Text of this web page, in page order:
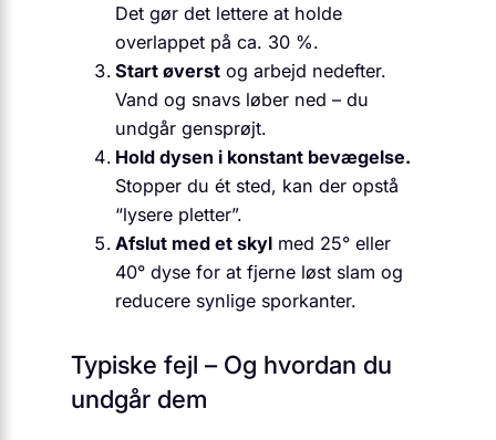
Det gør det lettere at holde
overlappet på ca. 30 %.
Start øverst og arbejd nedefter.
Vand og snavs løber ned – du
undgår gensprøjt.
Hold dysen i konstant bevægelse.
Stopper du ét sted, kan der opstå
“lysere pletter”.
Afslut med et skyl med 25° eller
40° dyse for at fjerne løst slam og
reducere synlige sporkanter.
Typiske fejl – Og hvordan du
undgår dem